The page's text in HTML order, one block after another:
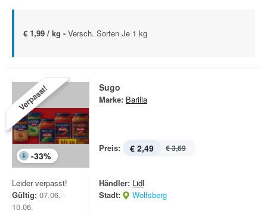
€ 1,99 / kg - Versch. Sorten Je 1 kg
Verpasst!
-33%
Sugo
Marke: Barilla
Preis: € 2,49 € 3,69
Leider verpasst!
Gültig: 07.06. -
10.06.
Händler: Lidl
Stadt:
Wolfsberg